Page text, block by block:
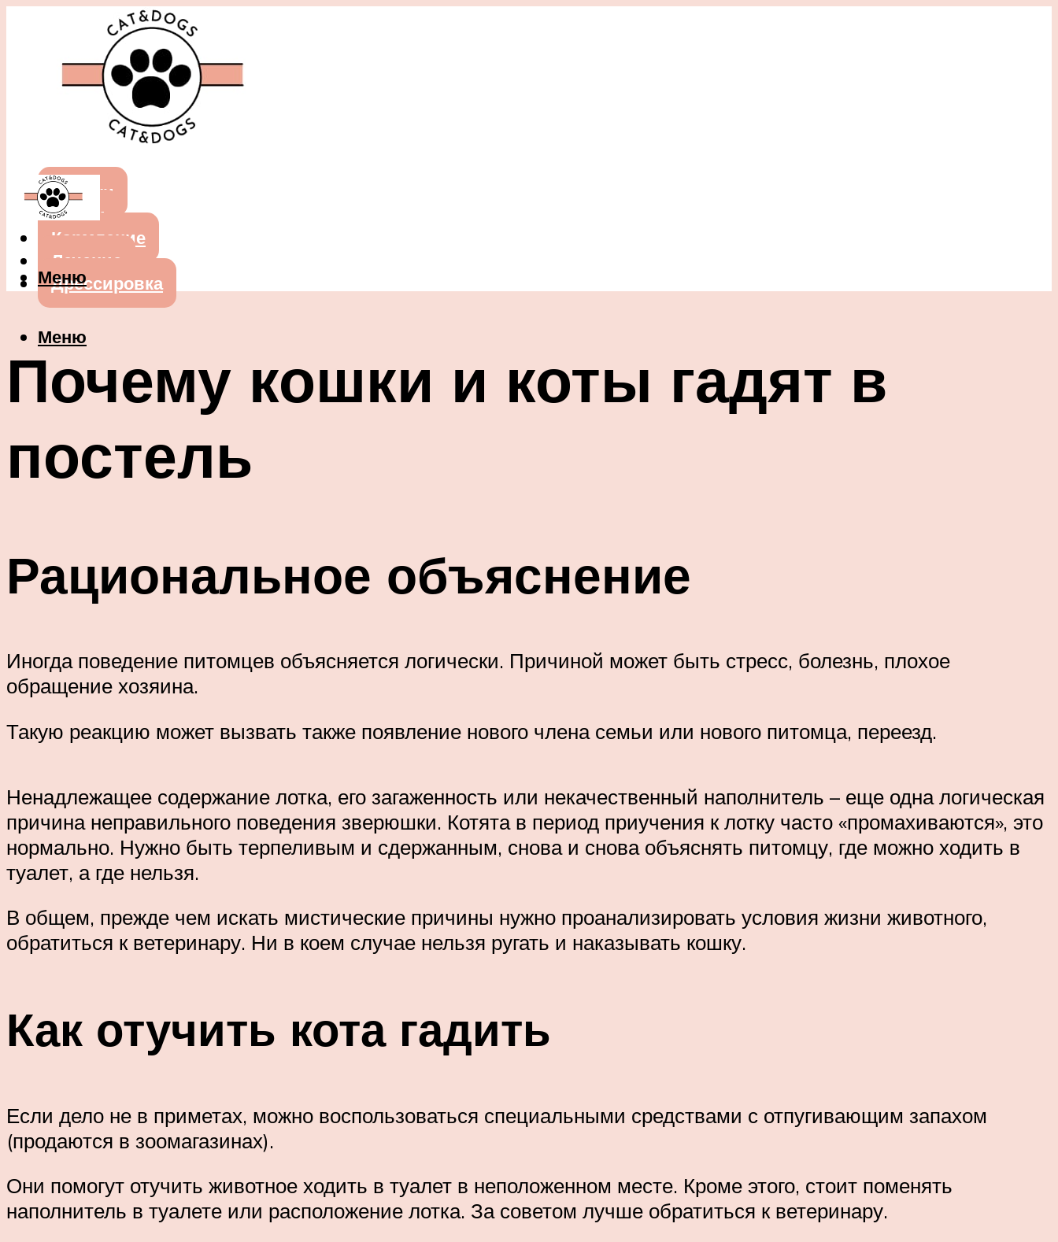
Собаки
Кошки
Кормление
Лечение
Дрессировка
Меню
Меню
Почему кошки и коты гадят в
постель
Рациональное объяснение
Иногда поведение питомцев объясняется логически. Причиной может быть стресс, болезнь, плохое
обращение хозяина.
Такую реакцию может вызвать также появление нового члена семьи или нового питомца, переезд.
Ненадлежащее содержание лотка, его загаженность или некачественный наполнитель – еще одна логическая
причина неправильного поведения зверюшки. Котята в период приучения к лотку часто «промахиваются», это
нормально. Нужно быть терпеливым и сдержанным, снова и снова объяснять питомцу, где можно ходить в
туалет, а где нельзя.
В общем, прежде чем искать мистические причины нужно проанализировать условия жизни животного,
обратиться к ветеринару. Ни в коем случае нельзя ругать и наказывать кошку.
Как отучить кота гадить
Если дело не в приметах, можно воспользоваться специальными средствами с отпугивающим запахом
(продаются в зоомагазинах).
Они помогут отучить животное ходить в туалет в неположенном месте. Кроме этого, стоит поменять
наполнитель в туалете или расположение лотка. За советом лучше обратиться к ветеринару.